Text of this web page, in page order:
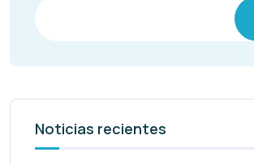
Noticias recientes